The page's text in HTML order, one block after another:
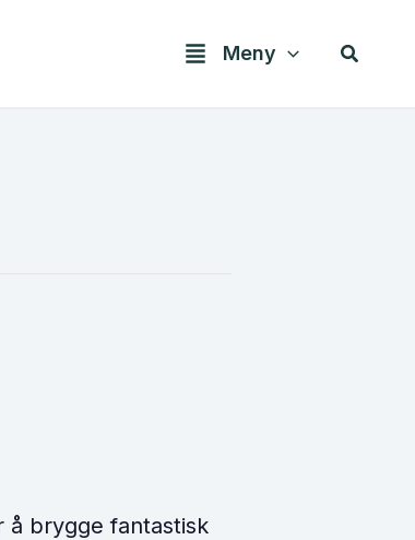
Meny Søk
å brygge fantastisk